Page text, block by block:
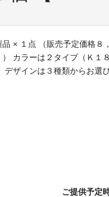
品 × １点 （販売予定価格８
） カラーは２タイプ（Ｋ１
デザインは３種類からお選
ご提供予定